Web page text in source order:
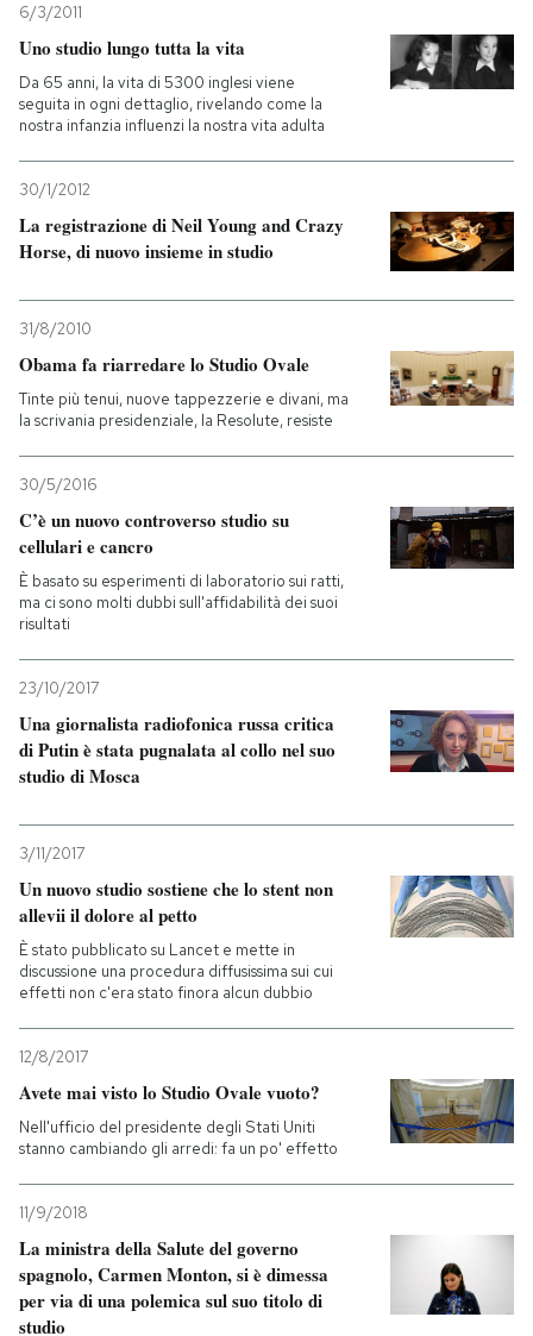
6/3/2011
Uno studio lungo tutta la vita
Da 65 anni, la vita di 5300 inglesi viene
seguita in ogni dettaglio, rivelando come la
nostra infanzia influenzi la nostra vita adulta
30/1/2012
La registrazione di Neil Young and Crazy
Horse, di nuovo insieme in studio
31/8/2010
Obama fa riarredare lo Studio Ovale
Tinte più tenui, nuove tappezzerie e divani, ma
la scrivania presidenziale, la Resolute, resiste
30/5/2016
C’è un nuovo controverso studio su
cellulari e cancro
È basato su esperimenti di laboratorio sui ratti,
ma ci sono molti dubbi sull'affidabilità dei suoi
risultati
23/10/2017
Una giornalista radiofonica russa critica
di Putin è stata pugnalata al collo nel suo
studio di Mosca
3/11/2017
Un nuovo studio sostiene che lo stent non
allevii il dolore al petto
È stato pubblicato su Lancet e mette in
discussione una procedura diffusissima sui cui
effetti non c'era stato finora alcun dubbio
12/8/2017
Avete mai visto lo Studio Ovale vuoto?
Nell'ufficio del presidente degli Stati Uniti
stanno cambiando gli arredi: fa un po' effetto
11/9/2018
La ministra della Salute del governo
spagnolo, Carmen Monton, si è dimessa
per via di una polemica sul suo titolo di
studio